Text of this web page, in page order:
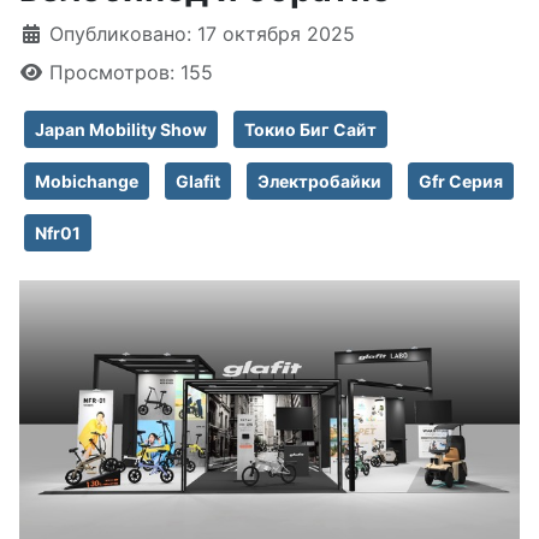
Информация о материале
Опубликовано: 17 октября 2025
Просмотров: 155
Japan Mobility Show Токио Биг Сайт
Mobichange Glafit Электробайки Gfr Серия
Nfr01